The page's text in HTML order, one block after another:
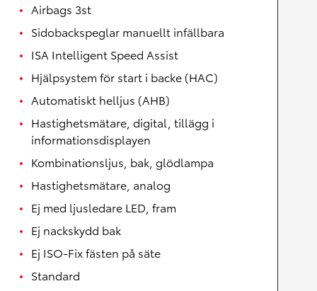
Airbags 3st
Sidobackspeglar manuellt infällbara
ISA Intelligent Speed Assist
Hjälpsystem för start i backe (HAC)
Automatiskt helljus (AHB)
Hastighetsmätare, digital, tillägg i
informationsdisplayen
Kombinationsljus, bak, glödlampa
Hastighetsmätare, analog
Ej med ljusledare LED, fram
Ej nackskydd bak
Ej ISO-Fix fästen på säte
Standard